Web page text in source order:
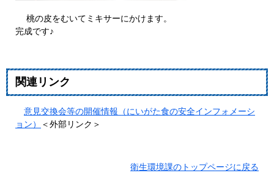
桃の皮をむいてミキサーにかけます。
完成です♪
関連リンク
意見交換会等の開催情報（にいがた食の安全インフォメーシ
ョン）
＜外部リンク＞
衛生環境課のトップページに戻る